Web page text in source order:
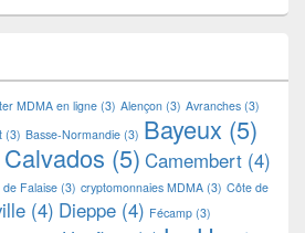
MDMA en ligne (3) Alençon (3) Avranches (3)
(3) Basse-Normandie (3) Bayeux (5)
Calvados (5) Camembert (4)
Falaise (3) cryptomonnaies MDMA (3) Côte de
(4) Dieppe (4) Fécamp (3)